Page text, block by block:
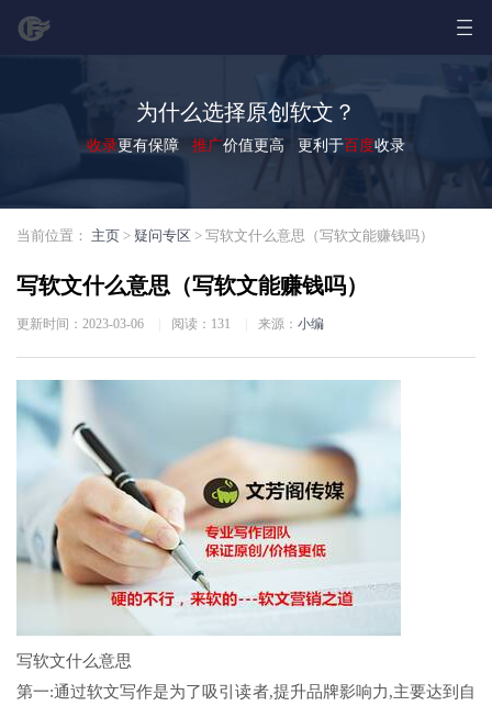
为什么选择原创软文？
收录更有保障 推广价值更高 更利于百度收录
当前位置： 主页 > 疑问专区 > 写软文什么意思（写软文能赚钱吗）
写软文什么意思（写软文能赚钱吗）
更新时间：2023-03-06 阅读： 131 来源： 小编
写软文什么意思
第一:通过软文写作是为了吸引读者,提升品牌影响力,主要达到自